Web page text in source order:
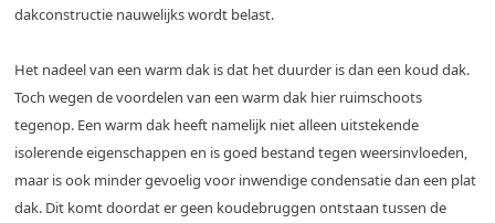
dakconstructie nauwelijks wordt belast.
Het nadeel van een warm dak is dat het duurder is dan een koud dak.
Toch wegen de voordelen van een warm dak hier ruimschoots
tegenop. Een warm dak heeft namelijk niet alleen uitstekende
isolerende eigenschappen en is goed bestand tegen weersinvloeden,
maar is ook minder gevoelig voor inwendige condensatie dan een plat
dak. Dit komt doordat er geen koudebruggen ontstaan tussen de